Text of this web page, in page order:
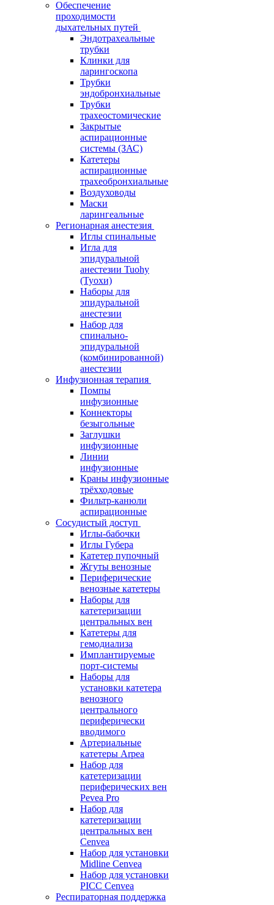
Обеспечение
проходимости
дыхательных путей
Эндотрахеальные
трубки
Клинки для
ларингоскопа
Трубки
эндобронхиальные
Трубки
трахеостомические
Закрытые
аспирационные
системы (ЗАС)
Катетеры
аспирационные
трахеобронхиальные
Воздуховоды
Маски
ларингеальные
Регионарная анестезия
Иглы спинальные
Игла для
эпидуральной
анестезии Tuohy
(Туохи)
Наборы для
эпидуральной
анестезии
Набор для
спинально-
эпидуральной
(комбинированной)
анестезии
Инфузионная терапия
Помпы
инфузионные
Коннекторы
безыгольные
Заглушки
инфузионные
Линии
инфузионные
Краны инфузионные
трёхходовые
Фильтр-канюли
аспирационные
Сосудистый доступ
Иглы-бабочки
Иглы Губера
Катетер пупочный
Жгуты венозные
Периферические
венозные катетеры
Наборы для
катетеризации
центральных вен
Катетеры для
гемодиализа
Имплантируемые
порт‑системы
Наборы для
установки катетера
венозного
центрального
периферически
вводимого
Артериальные
катетеры Arpea
Набор для
катетеризации
периферических вен
Pevea Pro
Набор для
катетеризации
центральных вен
Cenvea
Набор для установки
Midline Cenvea
Набор для установки
PICC Cenvea
Респираторная поддержка